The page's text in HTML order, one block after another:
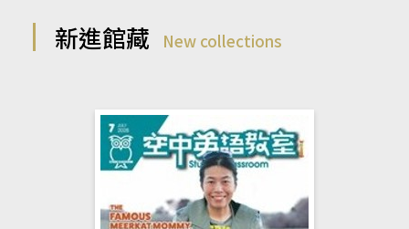
新進館藏 New collections